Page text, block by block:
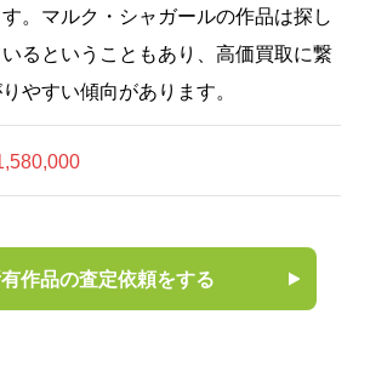
す。マルク・シャガールの作品は探し
るということもあり、高価買取に繋
やすい傾向があります。
作品の査定依頼をする